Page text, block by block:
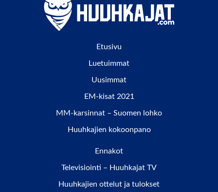
Etusivu
Luetuimmat
Uusimmat
EM-kisat 2021
MM-karsinnat – Suomen lohko
Huuhkajien kokoonpano
Ennakot
Televisiointi – Huuhkajat TV
Huuhkajien ottelut ja tulokset